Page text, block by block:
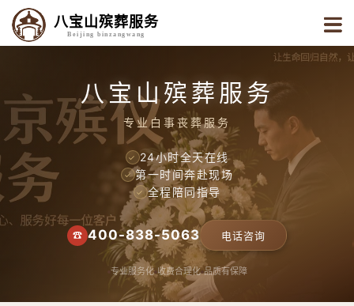
八宝山殡葬服务
Beijing binzangwang
八宝山殡葬服务
专业白事丧葬服务
✓ 24小时全天在线
✓ 第一时间奔赴现场
✓ 全程陪同指导
☎ 400-838-5063 电话咨询
专业服务化 收费合理化 品质有保障